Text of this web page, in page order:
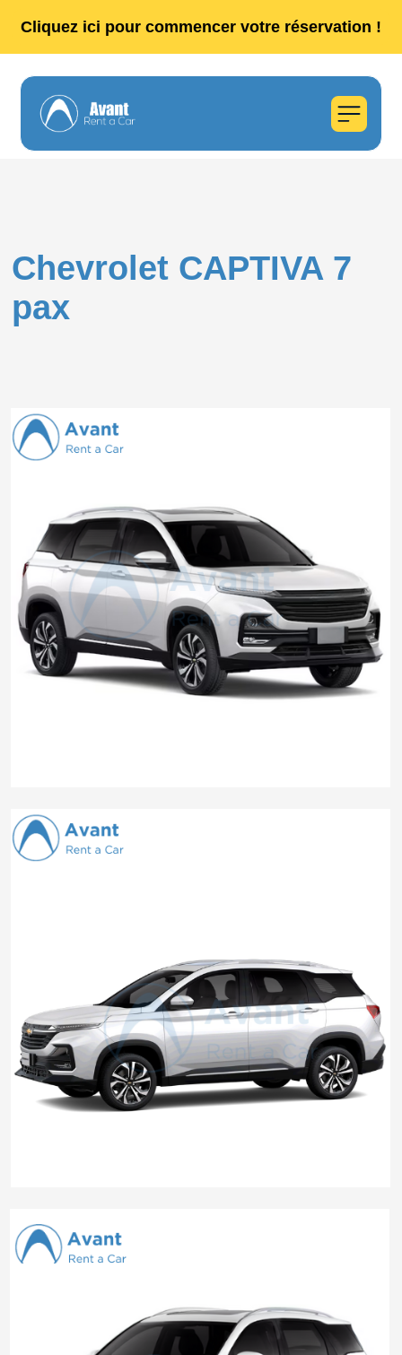
Cliquez ici pour commencer votre réservation !
Chevrolet CAPTIVA 7
pax